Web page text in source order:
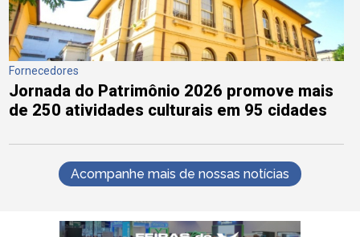
Fornecedores
Jornada do Patrimônio 2026 promove mais
de 250 atividades culturais em 95 cidades
Acompanhe mais de nossas notícias